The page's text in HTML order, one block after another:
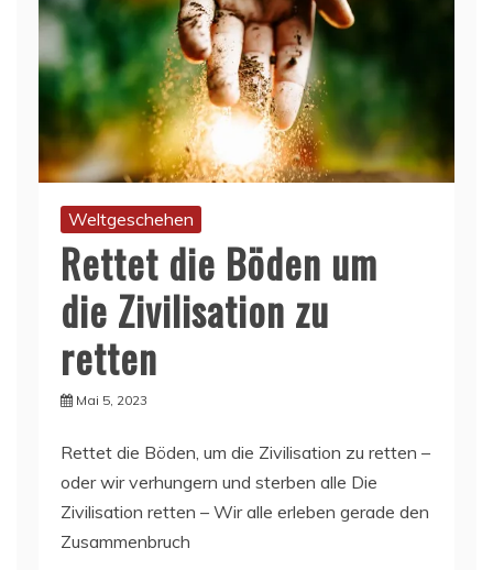
Weltgeschehen
Rettet die Böden um
die Zivilisation zu
retten
Mai 5, 2023
Rettet die Böden, um die Zivilisation zu retten –
oder wir verhungern und sterben alle Die
Zivilisation retten – Wir alle erleben gerade den
Zusammenbruch